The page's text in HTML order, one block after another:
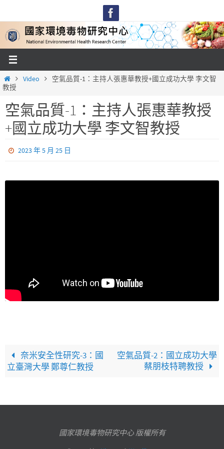
content
HomeVideo
空氣品質-1：主持人張惠華教授+國立成功大學 李文智
教授
空氣品質-1：主持人張惠華教授
+國立成功大學 李文智教授
2023 年 5 月 25 日
奈米安全性研究-3：國
立臺灣大學 鄭尊仁教授
空氣品質-2：國立成功大學
蔡朋枝特聘教授
國家環境毒物研究中心 版權所有